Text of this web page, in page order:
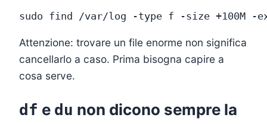
Attenzione: trovare un file enorme non significa
cancellarlo a caso. Prima bisogna capire a
cosa serve.
df e du non dicono sempre la